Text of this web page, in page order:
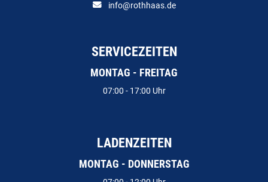
info@rothhaas.de
SERVICEZEITEN
MONTAG - FREITAG
07:00 - 17:00 Uhr
LADENZEITEN
MONTAG - DONNERSTAG